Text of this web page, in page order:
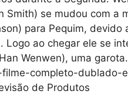
Smith) se mudou com a
para Pequim, devido
Logo ao chegar ele se
Wenwen), uma
completo-dublado-
de Produtos